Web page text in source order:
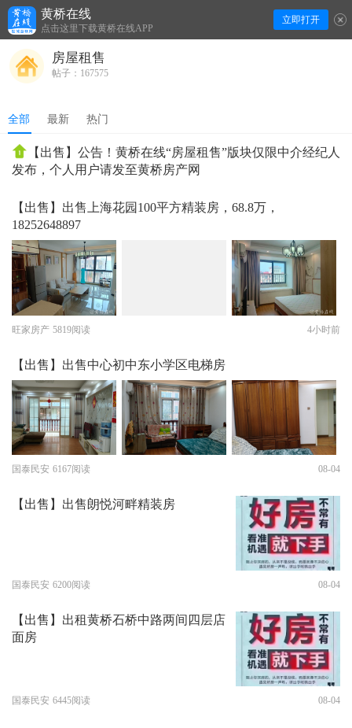
黄桥在线
点击这里下载黄桥在线APP
立即打开
房屋租售
帖子：167575
全部 最新 热门
【出售】公告！黄桥在线“房屋租售”版块仅限中介经纪人
发布，个人用户请发至黄桥房产网
【出售】出售上海花园100平方精装房，68.8万，
18252648897
旺家房产 5819阅读 4小时前
【出售】出售中心初中东小学区电梯房
国泰民安 6167阅读 08-04
【出售】出售朗悦河畔精装房
国泰民安 6200阅读 08-04
【出售】出租黄桥石桥中路两间四层店
面房
国泰民安 6445阅读 08-04